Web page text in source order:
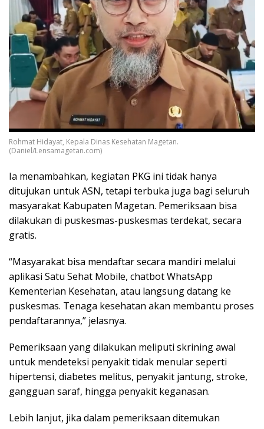
Rohmat Hidayat, Kepala Dinas Kesehatan Magetan.
(Daniel/Lensamagetan.com)
Ia menambahkan, kegiatan PKG ini tidak hanya
ditujukan untuk ASN, tetapi terbuka juga bagi seluruh
masyarakat Kabupaten Magetan. Pemeriksaan bisa
dilakukan di puskesmas-puskesmas terdekat, secara
gratis.
“Masyarakat bisa mendaftar secara mandiri melalui
aplikasi Satu Sehat Mobile, chatbot WhatsApp
Kementerian Kesehatan, atau langsung datang ke
puskesmas. Tenaga kesehatan akan membantu proses
pendaftarannya,” jelasnya.
Pemeriksaan yang dilakukan meliputi skrining awal
untuk mendeteksi penyakit tidak menular seperti
hipertensi, diabetes melitus, penyakit jantung, stroke,
gangguan saraf, hingga penyakit keganasan.
Lebih lanjut, jika dalam pemeriksaan ditemukan